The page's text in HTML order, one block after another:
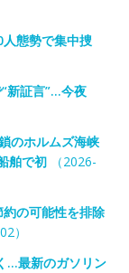
態勢で集中捜
新証言”…今夜
のホルムズ海峡
舶で初（2026-
の可能性を排除
）
…最新のガソリン